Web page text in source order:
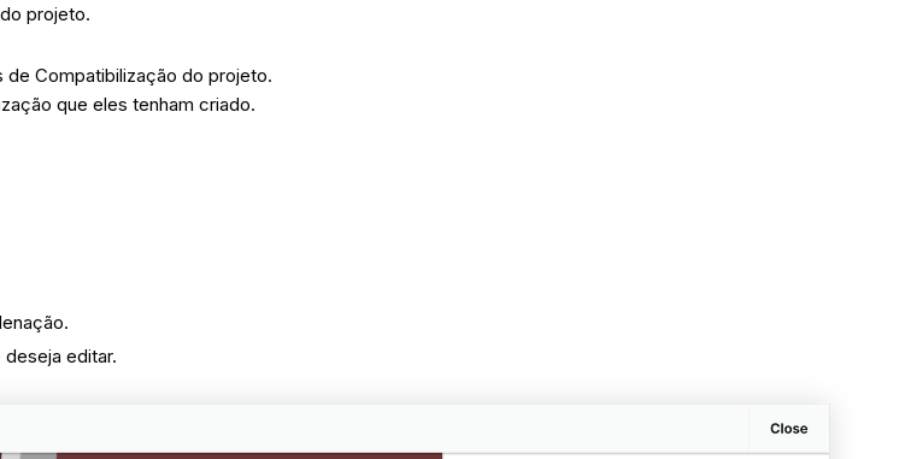
projeto.
Compatibilização do projeto.
que eles tenham criado.
editar.